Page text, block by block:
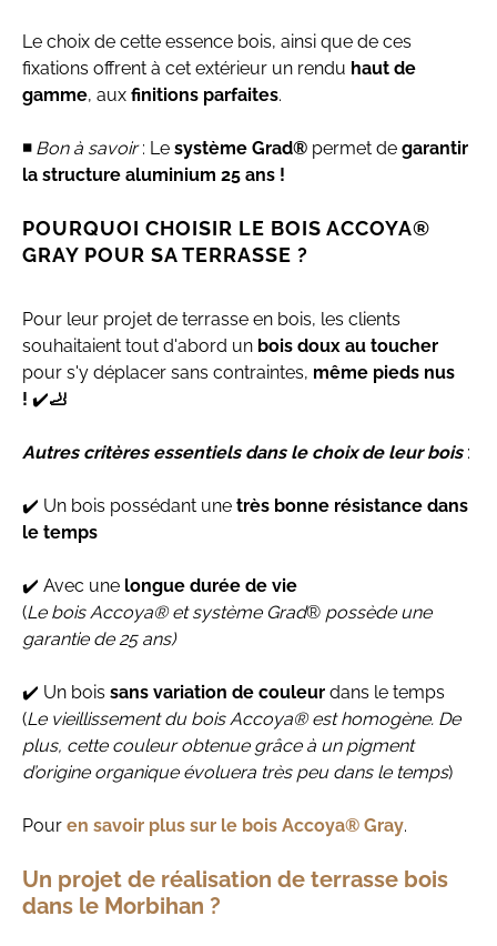
Le choix de cette essence bois, ainsi que de ces
fixations offrent à cet extérieur un rendu haut de
gamme, aux finitions parfaites.
◾ Bon à savoir: Le système Grad® permet de garantir
la structure aluminium 25 ans !
POURQUOI CHOISIR LE BOIS ACCOYA®
GRAY POUR SA TERRASSE ?
Pour leur projet de terrasse en bois, les clients
souhaitaient tout d'abord un bois doux au toucher
pour s'y déplacer sans contraintes, même pieds nus
! ✔️🦶
Autres critères essentiels dans le choix de leur bois:
✔️ Un bois possédant une très bonne résistance dans
le temps
✔️ Avec une longue durée de vie
(Le bois Accoya® et système Grad® possède une
garantie de 25 ans)
✔️ Un bois sans variation de couleur dans le temps
(Le vieillissement du bois Accoya® esthomogène. De
plus, cette couleur obtenue grâce à un pigment
d’origine organique évoluera très peu dans le temps)
Pour en savoir plus sur le bois Accoya® Gray.
Un projet de réalisation de terrasse bois
dans le Morbihan ?